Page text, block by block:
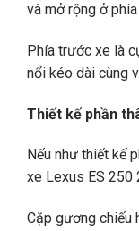
và mở rộng ở
Phía trước xe là
nổi kéo dài cùng
Thiết kế phần
Nếu như thiết kế
xe Lexus ES 250
Cặp gương chiếu